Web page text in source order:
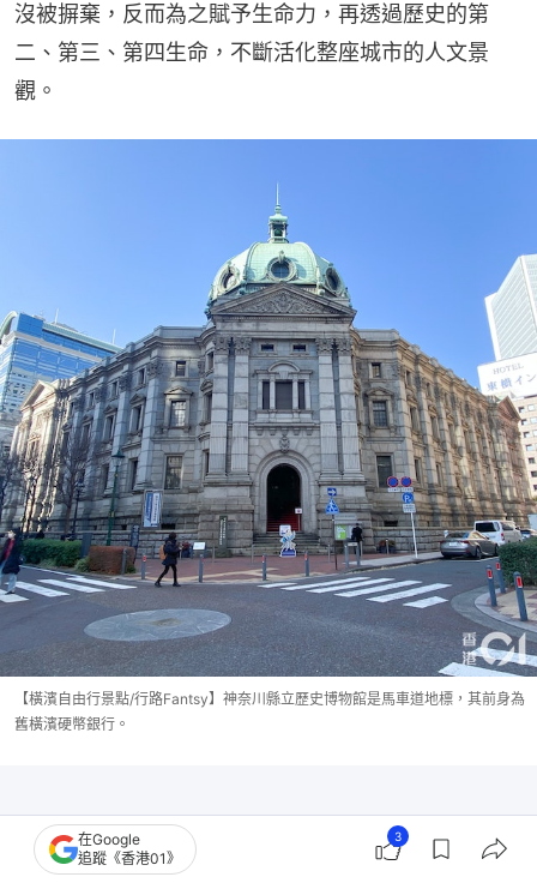
沒被摒棄，反而為之賦予生命力，再透過歷史的第
二、第三、第四生命，不斷活化整座城市的人文景
觀。
【橫濱自由行景點/行路Fantsy】神奈川縣立歷史博物館是馬車道地標，其前身為
舊橫濱硬幣銀行。
在Google
追蹤《香港01》
3